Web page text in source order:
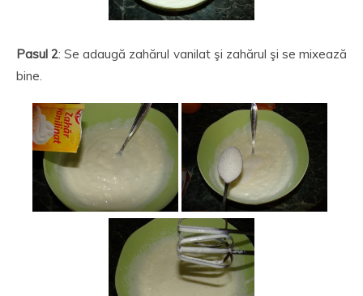
Pasul 2: Se adaugă zahărul vanilat şi zahărul şi se mixează
bine.